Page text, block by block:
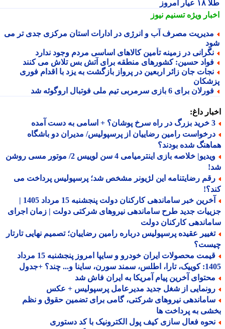
امروز
ویژهتسنیم نیوز
مصرف آب و انرژی در ادارات استان مرکزی جدی تر می
در زمینه تأمین کالاهای اساسی مردم وجود ندارد
حسین: کشورهای منطقه برای آتش بس تلاش می کنند
جان زائر اربعین در پرواز بازگشت به یزد با اقدام فوری
برای 6 بازی سرمربی تیم ملی فوتبال اروگوئه شد
داغ:
رامین رضاییان از پرسپولیس/ مدیران دو باشگاه
شده بودند؟
ویدیو| خلاصه بازی اینترمیامی 4 سن لوییس 2/ موتور مسی روشن
رضایتنامه این لژیونر مشخص شد؛ پرسپولیس پرداخت می
آخرین خبر ساماندهی کارکنان دولت پنجشنبه 15 مرداد 1405 |
جدید طرح ساماندهی نیروهای شرکتی دولت | زمان اجرای
کارکنان دولت
عقیده پرسپولیس درباره رامین رضاییان؛ تصمیم نهایی تارتار
قیمت محصولات ایران خودرو و سایپا امروز پنجشنبه 15 مرداد
ساینا و... چند؟ +جدول
آخرین پیام آمریکا به ایران فاش شد
از شغل جدید مدیرعامل پرسپولیس + عکس
نیروهای شرکتی، گامی برای تضمین حقوق و نظم
به پرداخت ها
فعال سازی کیف پول الکترونیک با کد دستوری